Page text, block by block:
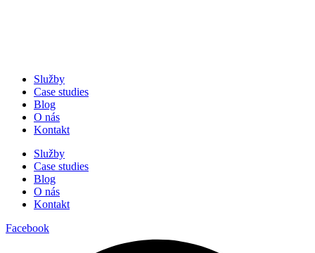
Služby
Case studies
Blog
O nás
Kontakt
Služby
Case studies
Blog
O nás
Kontakt
Facebook